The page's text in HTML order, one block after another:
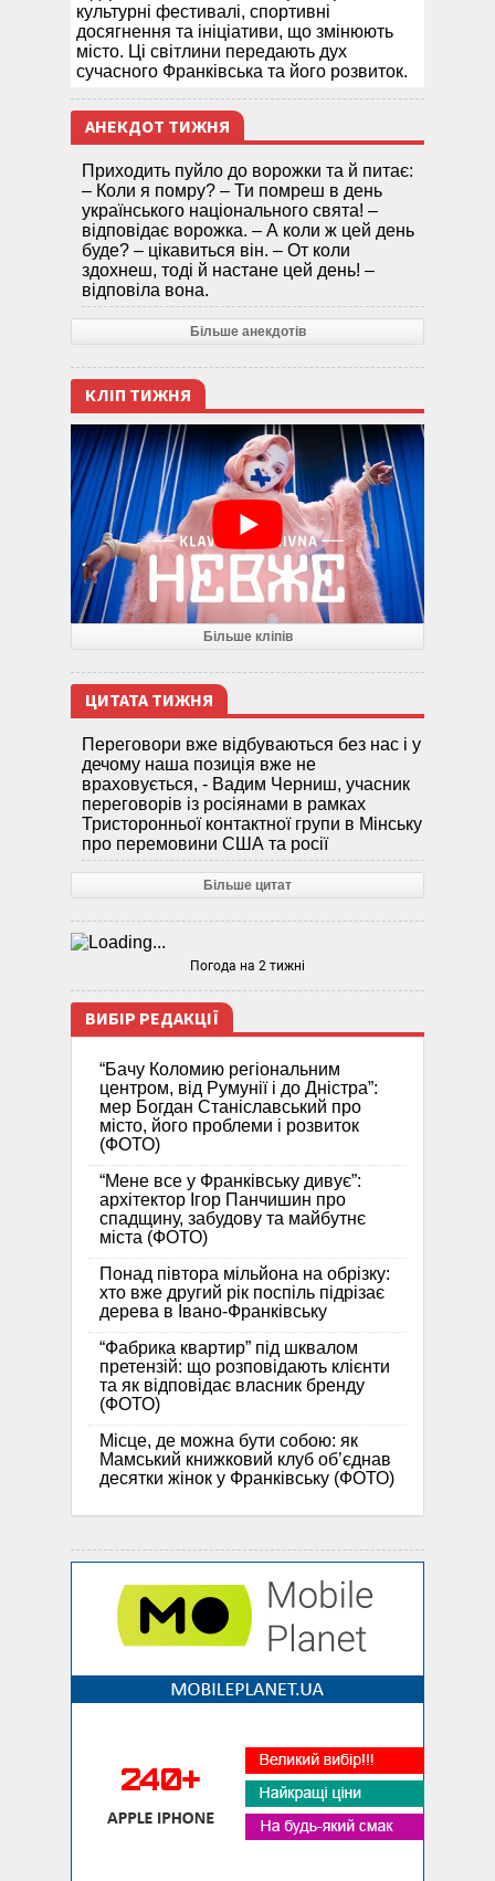
культурні фестивалі, спортивні
досягнення та ініціативи, що змінюють
місто. Ці світлини передають дух
сучасного Франківська та його розвиток.
АНЕКДОТ ТИЖНЯ
Приходить пуйло до ворожки та й питає:
– Коли я помру? – Ти помреш в день
українського національного свята! –
відповідає ворожка. – А коли ж цей день
буде? – цікавиться він. – От коли
здохнеш, тоді й настане цей день! –
відповіла вона.
Більше анекдотів
КЛІП ТИЖНЯ
Більше кліпів
ЦИТАТА ТИЖНЯ
Переговори вже відбуваються без нас і у
дечому наша позиція вже не
враховується, - Вадим Черниш, учасник
переговорів із росіянами в рамках
Тристоронньої контактної групи в Мінську
про перемовини США та росії
Більше цитат
Погода на 2 тижні
ВИБІР РЕДАКЦІЇ
“Бачу Коломию регіональним
центром, від Румунії і до Дністра”:
мер Богдан Станіславський про
місто, його проблеми і розвиток
(ФОТО)
“Мене все у Франківську дивує”:
архітектор Ігор Панчишин про
спадщину, забудову та майбутнє
міста (ФОТО)
Понад півтора мільйона на обрізку:
хто вже другий рік поспіль підрізає
дерева в Івано-Франківську
“Фабрика квартир” під шквалом
претензій: що розповідають клієнти
та як відповідає власник бренду
(ФОТО)
Місце, де можна бути собою: як
Мамський книжковий клуб об’єднав
десятки жінок у Франківську (ФОТО)